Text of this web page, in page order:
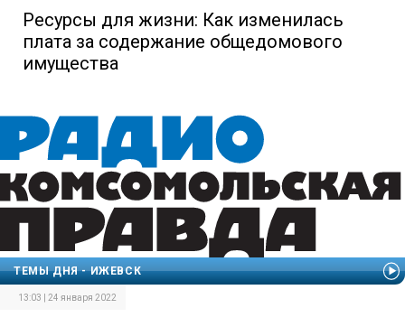
Ресурсы для жизни: Как изменилась
плата за содержание общедомового
имущества
ТЕМЫ ДНЯ - ИЖЕВСК
13:03 | 24 января 2022